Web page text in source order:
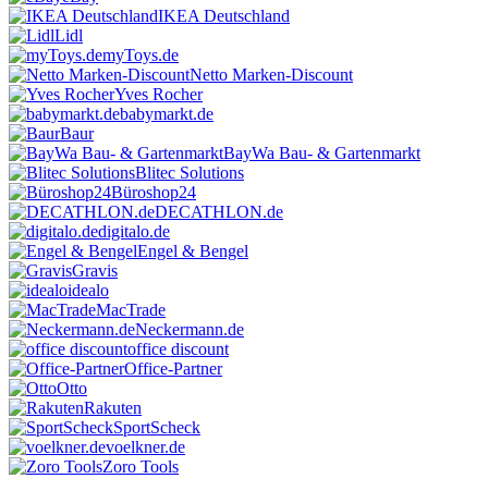
IKEA Deutschland
Lidl
myToys.de
Netto Marken-Discount
Yves Rocher
babymarkt.de
Baur
BayWa Bau- & Gartenmarkt
Blitec Solutions
Büroshop24
DECATHLON.de
digitalo.de
Engel & Bengel
Gravis
idealo
MacTrade
Neckermann.de
office discount
Office-Partner
Otto
Rakuten
SportScheck
voelkner.de
Zoro Tools